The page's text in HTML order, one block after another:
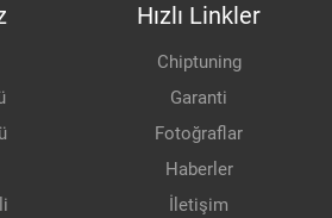
Hızlı Linkler
Chiptuning
Garanti
Fotoğraflar
Haberler
İletişim